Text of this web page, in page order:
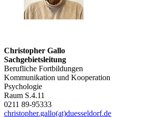
Christopher Gallo
Sachgebietsleitung
Berufliche Fortbildungen
Kommunikation und Kooperation
Psychologie
Raum S.4.11
0211 89-95333
christopher.gallo(at)duesseldorf.de